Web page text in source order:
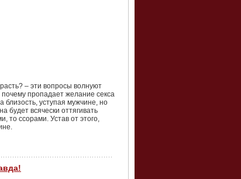
– эти вопросы волнуют
пропадает желание секса
уступая мужчине, но
будет всячески оттягивать
то ссорами. Устав от этого,